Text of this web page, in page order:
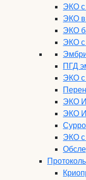
ЭКО с
ЭКО в
ЭКО
ЭКО
ПГД
ЭКО с
ЭКО
ЭКО
ЭКО с